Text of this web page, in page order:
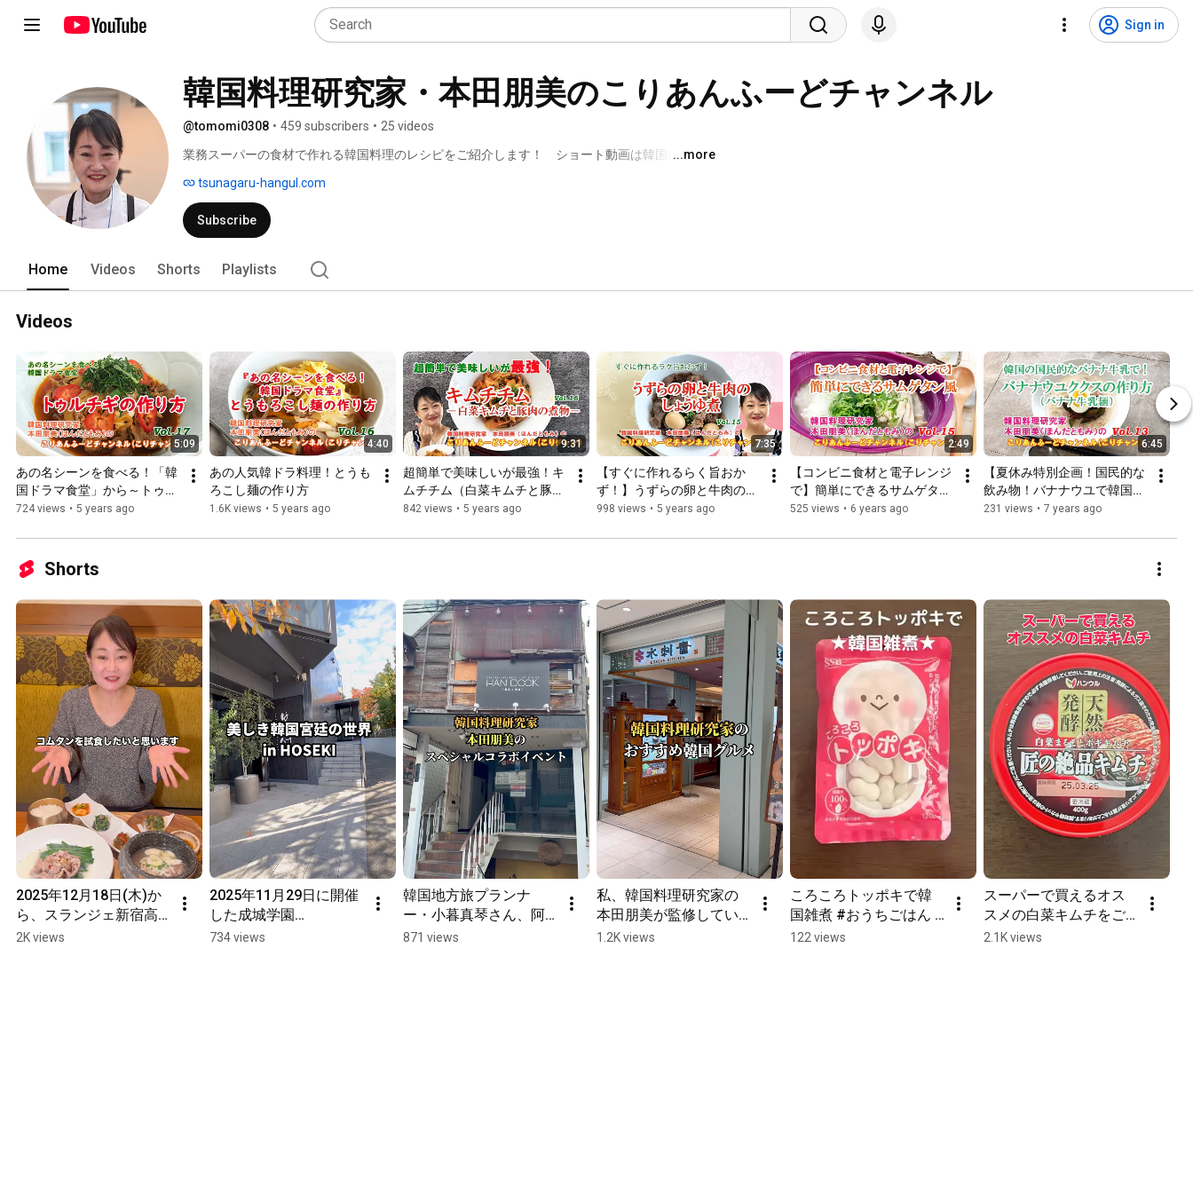
Sign in
韓国料理研究家・本田朋美のこりあんふーどチャンネル
@tomomi0308 • 459 subscribers • 25 videos
業務スーパーの食材で作れる韓国料理のレシピをご紹介します！　ショート動画は韓国にまつ
...more
tsunagaru-hangul.com
Subscribe
Home Videos Shorts Playlists
Videos
5:09
あの名シーンを食べる！「韓
国ドラマ食堂」から～トゥル
チギの作り方
724 views • 5 years ago
4:40
あの人気韓ドラ料理！とうも
ろこし麺の作り方
1.6K views • 5 years ago
9:31
超簡単で美味しいが最強！キ
ムチチム（白菜キムチと豚肉
の煮物）の作り方
842 views • 5 years ago
7:35
【すぐに作れるらく旨おか
ず！】うずらの卵と牛肉のし
ょうゆ煮
998 views • 5 years ago
2:49
【コンビニ食材と電子レンジ
で】簡単にできるサムゲタン
風
525 views • 6 years ago
6:45
【夏休み特別企画！国民的な
飲み物！バナナウユで韓国料
理作り】バナナウユククス
231 views • 7 years ago
Shorts
2025年12月18日(木)か
ら、スランジェ新宿高
島屋店で、本田朋美監
2K views
2025年11月29日に開催
した成城学園
「HOSEKI」のパク・ス
734 views
韓国地方旅プランナ
ー・小暮真琴さん、阿
佐ヶ谷ハンコック・林
871 views
私、韓国料理研究家の
本田朋美が監修してい
るスランジェ新宿高島
1.2K views
ころころトッポキで韓
国雑煮 #おうちごはん #
韓国料理レシピ #韓国
122 views
スーパーで買えるオス
スメの白菜キムチをご
紹介します！　#キムチ
2.1K views